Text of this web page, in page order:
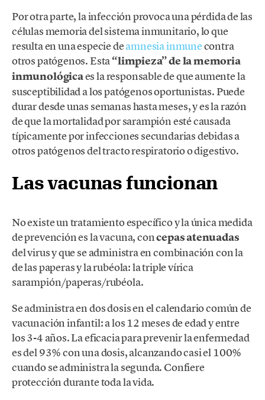
Por otra parte, la infección provoca una pérdida de las
células memoria del sistema inmunitario, lo que
resulta en una especie deamnesia inmunecontra
otros patógenos. Esta“limpieza” de la memoria
inmunológicaes la responsable de que aumente la
susceptibilidad a los patógenos oportunistas. Puede
durar desde unas semanas hasta meses, y es la razón
de que la mortalidad por sarampión esté causada
típicamente por infecciones secundarias debidas a
otros patógenos del tracto respiratorio o digestivo.
Las vacunas funcionan
No existe un tratamiento específico y la única medida
de prevención es la vacuna, concepas atenuadas
del virus y que se administra en combinación con la
de las paperas y la rubéola: la triple vírica
sarampión/paperas/rubéola.
Se administra en dos dosis en el calendario común de
vacunación infantil: a los 12 meses de edad y entre
los 3-4 años. La eficacia para prevenir la enfermedad
es del 93% con una dosis, alcanzando casi el 100%
cuando se administra la segunda. Confiere
protección durante toda la vida.